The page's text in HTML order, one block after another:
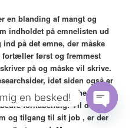
en blanding af mangt og
indholdet på emnelisten ud
på det emne, der måske
fortæller først og fremmest
på og måske vil skrive.
idet siden også er
skrifter bliver her
forhåbentlig. Vil du vide
og tilgang til sit job , er der
en besked!
Open